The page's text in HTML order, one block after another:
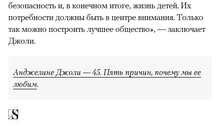
безопасность и, в конечном итоге, жизнь детей. Их
потребности должны быть в центре внимания. Только
так можно построить лучшее общество», — заключает
Джоли.
Анджелине Джоли — 45. Пять причин, почему мы ее
любим.